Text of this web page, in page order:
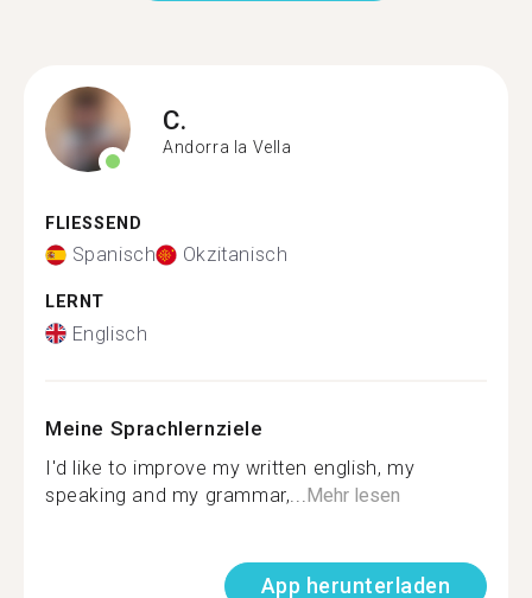
C.
Andorra la Vella
FLIESSEND
Spanisch Okzitanisch
LERNT
Englisch
Meine Sprachlernziele
I'd like to improve my written english, my
speaking and my grammar,... Mehr lesen
App herunterladen